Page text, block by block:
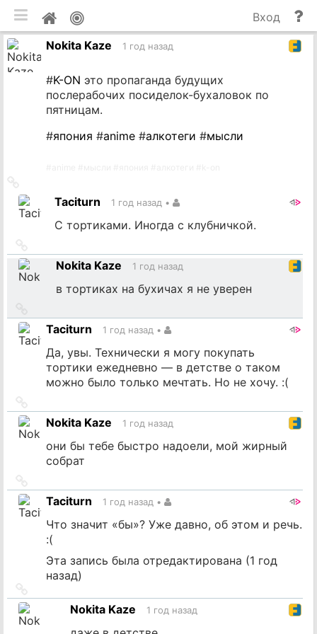
Мой
профиль
и
Вход
Nokita Kaze
1 год назад
#K-ON это пропаганда будущих
послерабочих посиделок-бухаловок по
пятницам.
#япония #anime #алкотеги #мысли
на
источникTaciturn 1 год назад •
С тортиками. Иногда с клубничкой.
на
источникNokita Kaze 1 год назад
в тортиках на бухичах я не уверен
на
источник
Taciturn 1 год назад •
Да, увы. Технически я могу покупать
тортики ежедневно — в детстве о таком
можно было только мечтать. Но не хочу. :(
на
источник
Nokita Kaze 1 год назад
они бы тебе быстро надоели, мой жирный
собрат
на
источник
Taciturn 1 год назад •
Что значит «бы»? Уже давно, об этом и речь.
:(
Эта запись была отредактирована (1 год
назад)
на
источникNokita Kaze 1 год назад
мобильная версия